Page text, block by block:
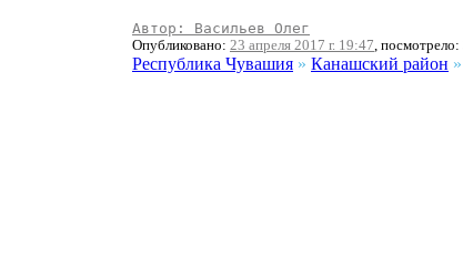
Автор: Васильев Олег
Опубликовано: 23 апреля 2017 г. 19:47, посмотрело:
Республика Чувашия » Канашский район »